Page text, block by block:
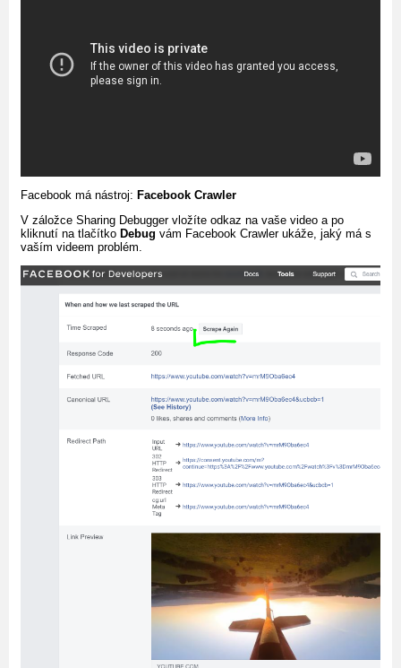
Facebook má nástroj: Facebook Crawler
V záložce Sharing Debugger vložíte odkaz na vaše video a po
kliknutí na tlačítko Debug vám Facebook Crawler ukáže, jaký má s
vaším videem problém.